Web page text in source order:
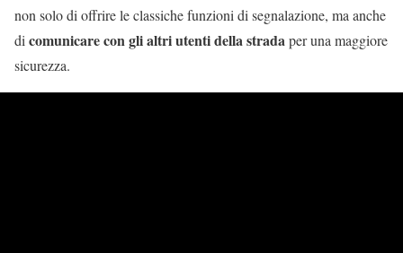
non solo di offrire le classiche funzioni di segnalazione, ma anche
di comunicare con gli altri utenti della stradaper una maggiore
sicurezza.